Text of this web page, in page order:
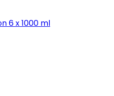
6 x 1000 ml